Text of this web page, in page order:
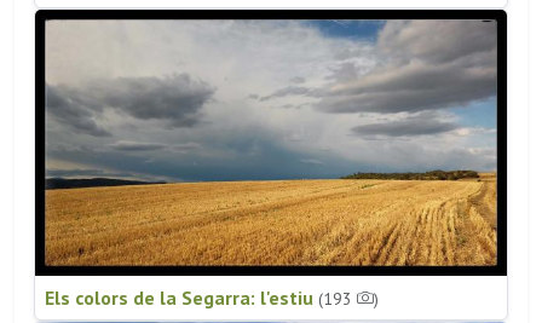
Els colors de la Segarra: l'estiu (193 )